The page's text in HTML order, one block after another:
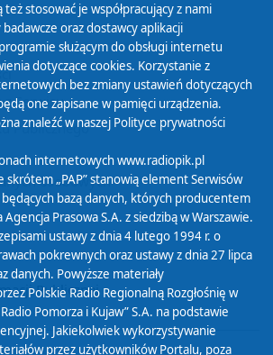
z Serwisu
Publicznego
osobowych
Publicznej
stosować je współpracujący z nami
oraz dostawcy aplikacji
służącym do obsługi internetu
dotyczące cookies. Korzystanie z
bez zmiany ustawień dotyczących
one zapisane w pamięci urządzenia.
znaleźć w naszej Polityce prywatności
internetowych www.radiopik.pl
skrótem „PAP” stanowią element Serwisów
bazą danych, których producentem
Agencja Prasowa S.A. z siedzibą w Warszawie.
ustawy z dnia 4 lutego 1994 r. o
pokrewnych oraz ustawy z dnia 27 lipca
danych. Powyższe materiały
Polskie Radio Regionalną Rozgłośnię w
Pomorza i Kujaw” S.A. na podstawie
Jakiekolwiek wykorzystywanie
przez użytkowników Portalu, poza